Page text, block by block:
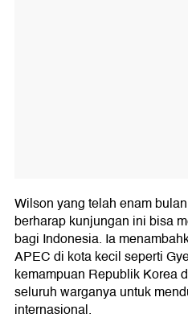
Wilson yang telah enam
berharap kunjungan ini bisa
bagi Indonesia. Ia
APEC di kota kecil seperti
kemampuan Republik Korea
seluruh warganya untuk
internasional.